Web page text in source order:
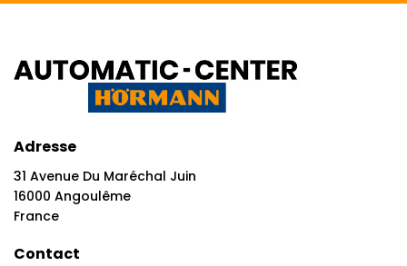
Adresse
31 Avenue Du Maréchal Juin
16000 Angoulême
France
Contact